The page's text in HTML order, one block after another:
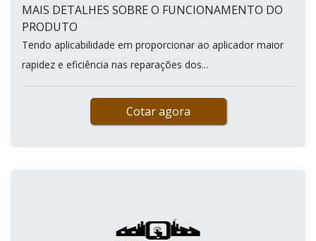
MAIS DETALHES SOBRE O FUNCIONAMENTO DO
PRODUTO
Tendo aplicabilidade em proporcionar ao aplicador maior
rapidez e eficiência nas reparações dos...
Cotar agora